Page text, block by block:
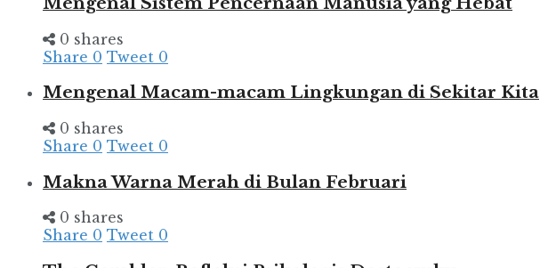
0 shares
Share 0 Tweet 0
Mengenal Macam-macam Lingkungan di Sekitar Kita
0 shares
Share 0 Tweet 0
Makna Warna Merah di Bulan Februari
0 shares
Share 0 Tweet 0